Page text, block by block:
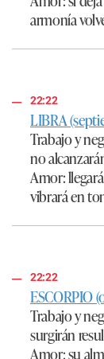
armonía
22:22
LIBRA
Trabajo y
no
Amor:
vibrará en
22:22
ESCORPIO
Trabajo y
surgirán
Amor:su